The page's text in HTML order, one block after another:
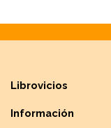
Librovicios
Información